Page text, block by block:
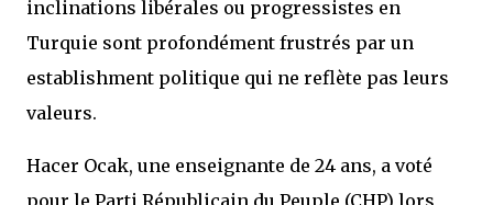
inclinations libérales ou progressistes en
Turquie sont profondément frustrés par un
establishment politique qui ne reflète pas leurs
valeurs.
Hacer Ocak, une enseignante de 24 ans, a voté
pour le Parti Républicain du Peuple (CHP) lors